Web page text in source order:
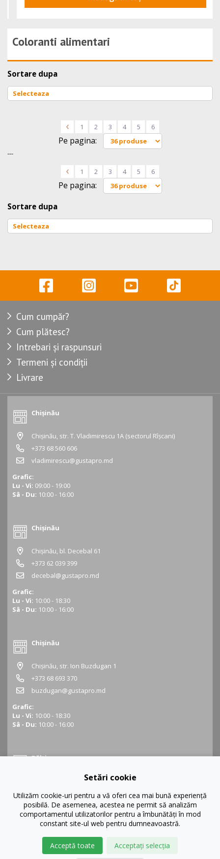
Coloranti alimentari
Sortare dupa
< 1 2 3 4 5 6
Pe pagina:
---
< 1 2 3 4 5 6
Pe pagina:
Sortare dupa
Cum cumpăr?
Cum plătesc?
Intrebari și raspunsuri
Termeni și condiții
Livrare
Chișinău
Chișinău, str. T. Vladimirescu 1A (sectorul Rîșcani)
+373 68 560 606
vladimirescu@gustapro.md
Grafic:
Lu - Vi: 09:00 - 19:00
Sâ - Du: 10:00 - 16:00
Chișinău
Chișinău, bl. Decebal 61
+373 62 039 399
decebal@gustapro.md
Grafic:
Lu - Vi: 10:00 - 18:30
Sâ - Du: 10:00 - 16:00
Chișinău
Chișinău, str. Ion Buzdugan 1
+373 68 693 370
buzdugan@gustapro.md
Grafic:
Lu - Vi: 10:00 - 18:30
Sâ - Du: 10:00 - 16:00
Bălți
Bălți, str. Ștefan cel Mare 16
+373 68 452 945
balti@gustapro.md
10:00 - 16:00
Setări cookie
Utilizăm cookie-uri pentru a vă oferi cea mai bună experiență
posibilă. De asemenea, acestea ne permit să analizăm
comportamentul utilizatorilor pentru a îmbunătăți în mod
constant site-ul web pentru dumneavoastră.
Acceptă toate Acceptați selecția